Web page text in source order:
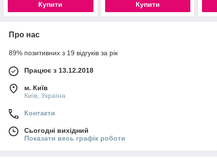
Купити Купити
Про нас
89% позитивних з 19 відгуків за рік
Працює з 13.12.2018
м. Київ
Київ, Україна
Контакти
Сьогодні вихідний
Показати весь графік роботи